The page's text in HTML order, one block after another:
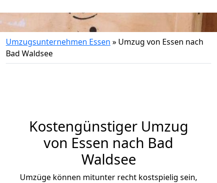
Umzugsunternehmen Essen » Umzug von Essen nach
Bad Waldsee
Kostengünstiger Umzug
von Essen nach Bad
Waldsee
Umzüge können mitunter recht kostspielig sein,